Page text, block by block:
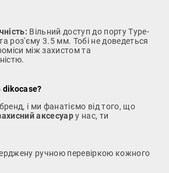
Вільний доступ до порту Type-
роз'єму 3.5 мм. Тобі не доведеться
між захистом та
і ми фанатіємо від того, що
аксесуару нас, ти
ручною перевіркою кожного